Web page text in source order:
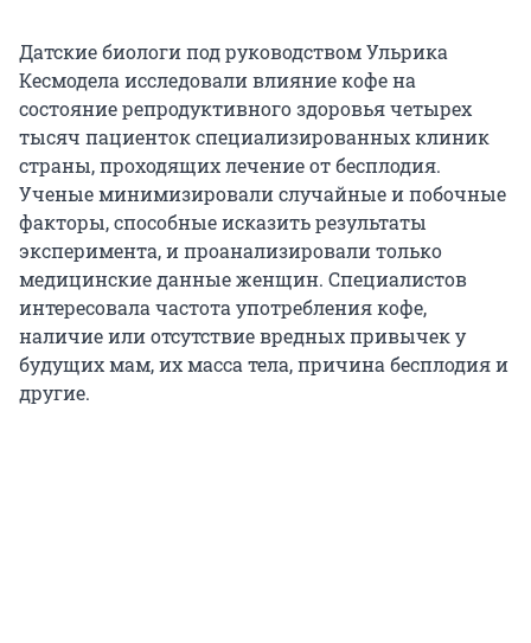
Датские биологи под руководством Ульрика
Кесмодела исследовали влияние кофе на
состояние репродуктивного здоровья четырех
тысяч пациенток специализированных клиник
страны, проходящих лечение от бесплодия.
Ученые минимизировали случайные и побочные
факторы, способные исказить результаты
эксперимента, и проанализировали только
медицинские данные женщин. Специалистов
интересовала частота употребления кофе,
наличие или отсутствие вредных привычек у
будущих мам, их масса тела, причина бесплодия и
другие.